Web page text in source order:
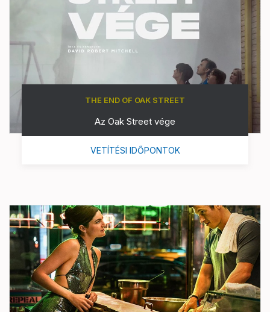
THE END OF OAK STREET
Az Oak Street vége
VETÍTÉSI IDŐPONTOK